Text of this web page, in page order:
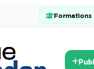
Formations